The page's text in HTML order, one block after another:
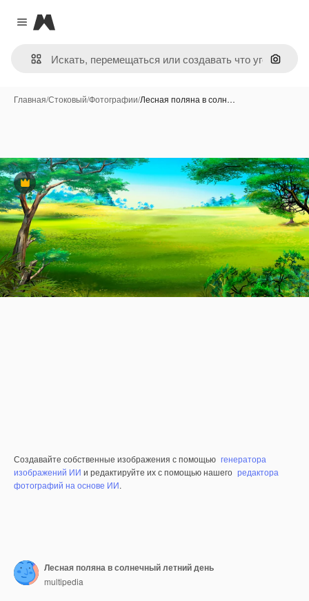
Close menu
Magnific
Поиск
Главная/Стоковый/Фотографии/Лесная поляна в солн…
Премиум
Создавайте собственные изображения с помощью генератора
изображений ИИ и редактируйте их с помощью нашего редактора
фотографий на основе ИИ.
Лесная поляна в солнечный летний день
multipedia